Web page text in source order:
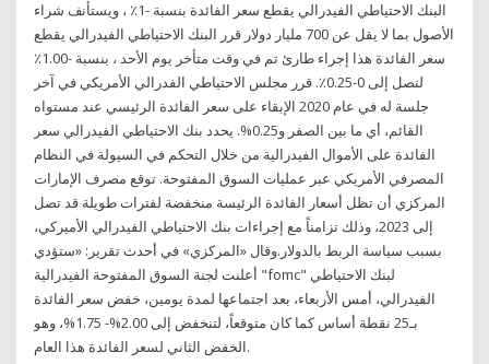
البنك الاحتياطي الفيدرالي يقطع سعر الفائدة بنسبة -1٪ ، ويستأنف شراء
الأصول بما لا يقل عن 700 مليار دولار قرر البنك الاحتياطي الفيدرالي يقطع
سعر الفائدة هذا إجراء طارئ تم في وقت متأخر يوم الأحد ، بنسبة -1.00٪
لتصل إلى 0-0.25٪. قرر مجلس الاحتياطي الفدرالي الأمريكي في آخر
جلسة له في عام 2020 الإبقاء على سعر الفائدة الرئيسي عند مستواه
القائم، أي ما بين الصفر و0.25%. يحدد بنك الاحتياطي الفيدرالي سعر
الفائدة على الأموال الفيدرالية من خلال التحكم في السيولة في النظام
المصرفي الأمريكي عبر عمليات السوق المفتوحة. توقع مصرف الإمارات
المركزي أن تظل أسعار الفائدة الرئيسة منخفضة لفترات طويلة قد تصل
إلى 2023، وذلك تزامناً مع إجراءات بنك الاحتياطي الفيدرالي الأميركي،
بسبب سياسة الربط بالدولار.وقال «المركزي» في أحدث تقرير: «ستؤدي
أعلنت لجنة السوق المفتوحة الفيدرالية "fomc" لبنك الاحتياطي
الفيدرالي، أمس الأربعاء، بعد اجتماعها لمدة يومين، خفض سعر الفائدة
بـ25 نقطة أساس كما كان متوقعاً، لتنخفض إلى 2.00%- 1.75%، وهو
الخفض الثاني لسعر الفائدة هذا العام.